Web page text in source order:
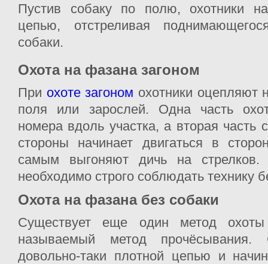
Пустив собаку по полю, охотники
цепью, отстреливая
собаки.
Охота на фазана загоном
При охоте загоном охотники оцепляют
поля или зарослей. Одна часть
номера вдоль участка, а вторая часть
стороны начинает двигаться в
самым выгоняют дичь на стрелков.
необходимо строго соблюдать технику
Охота на фазана без собаки
Существует еще один метод
называемый метод прочёсывания.
довольно-таки плотной цепью и